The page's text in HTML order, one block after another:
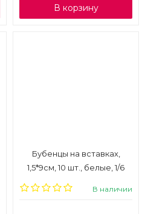
В корзину
Бубенцы на вставках,
1,5*9см, 10 шт., белые, 1/6
В наличии